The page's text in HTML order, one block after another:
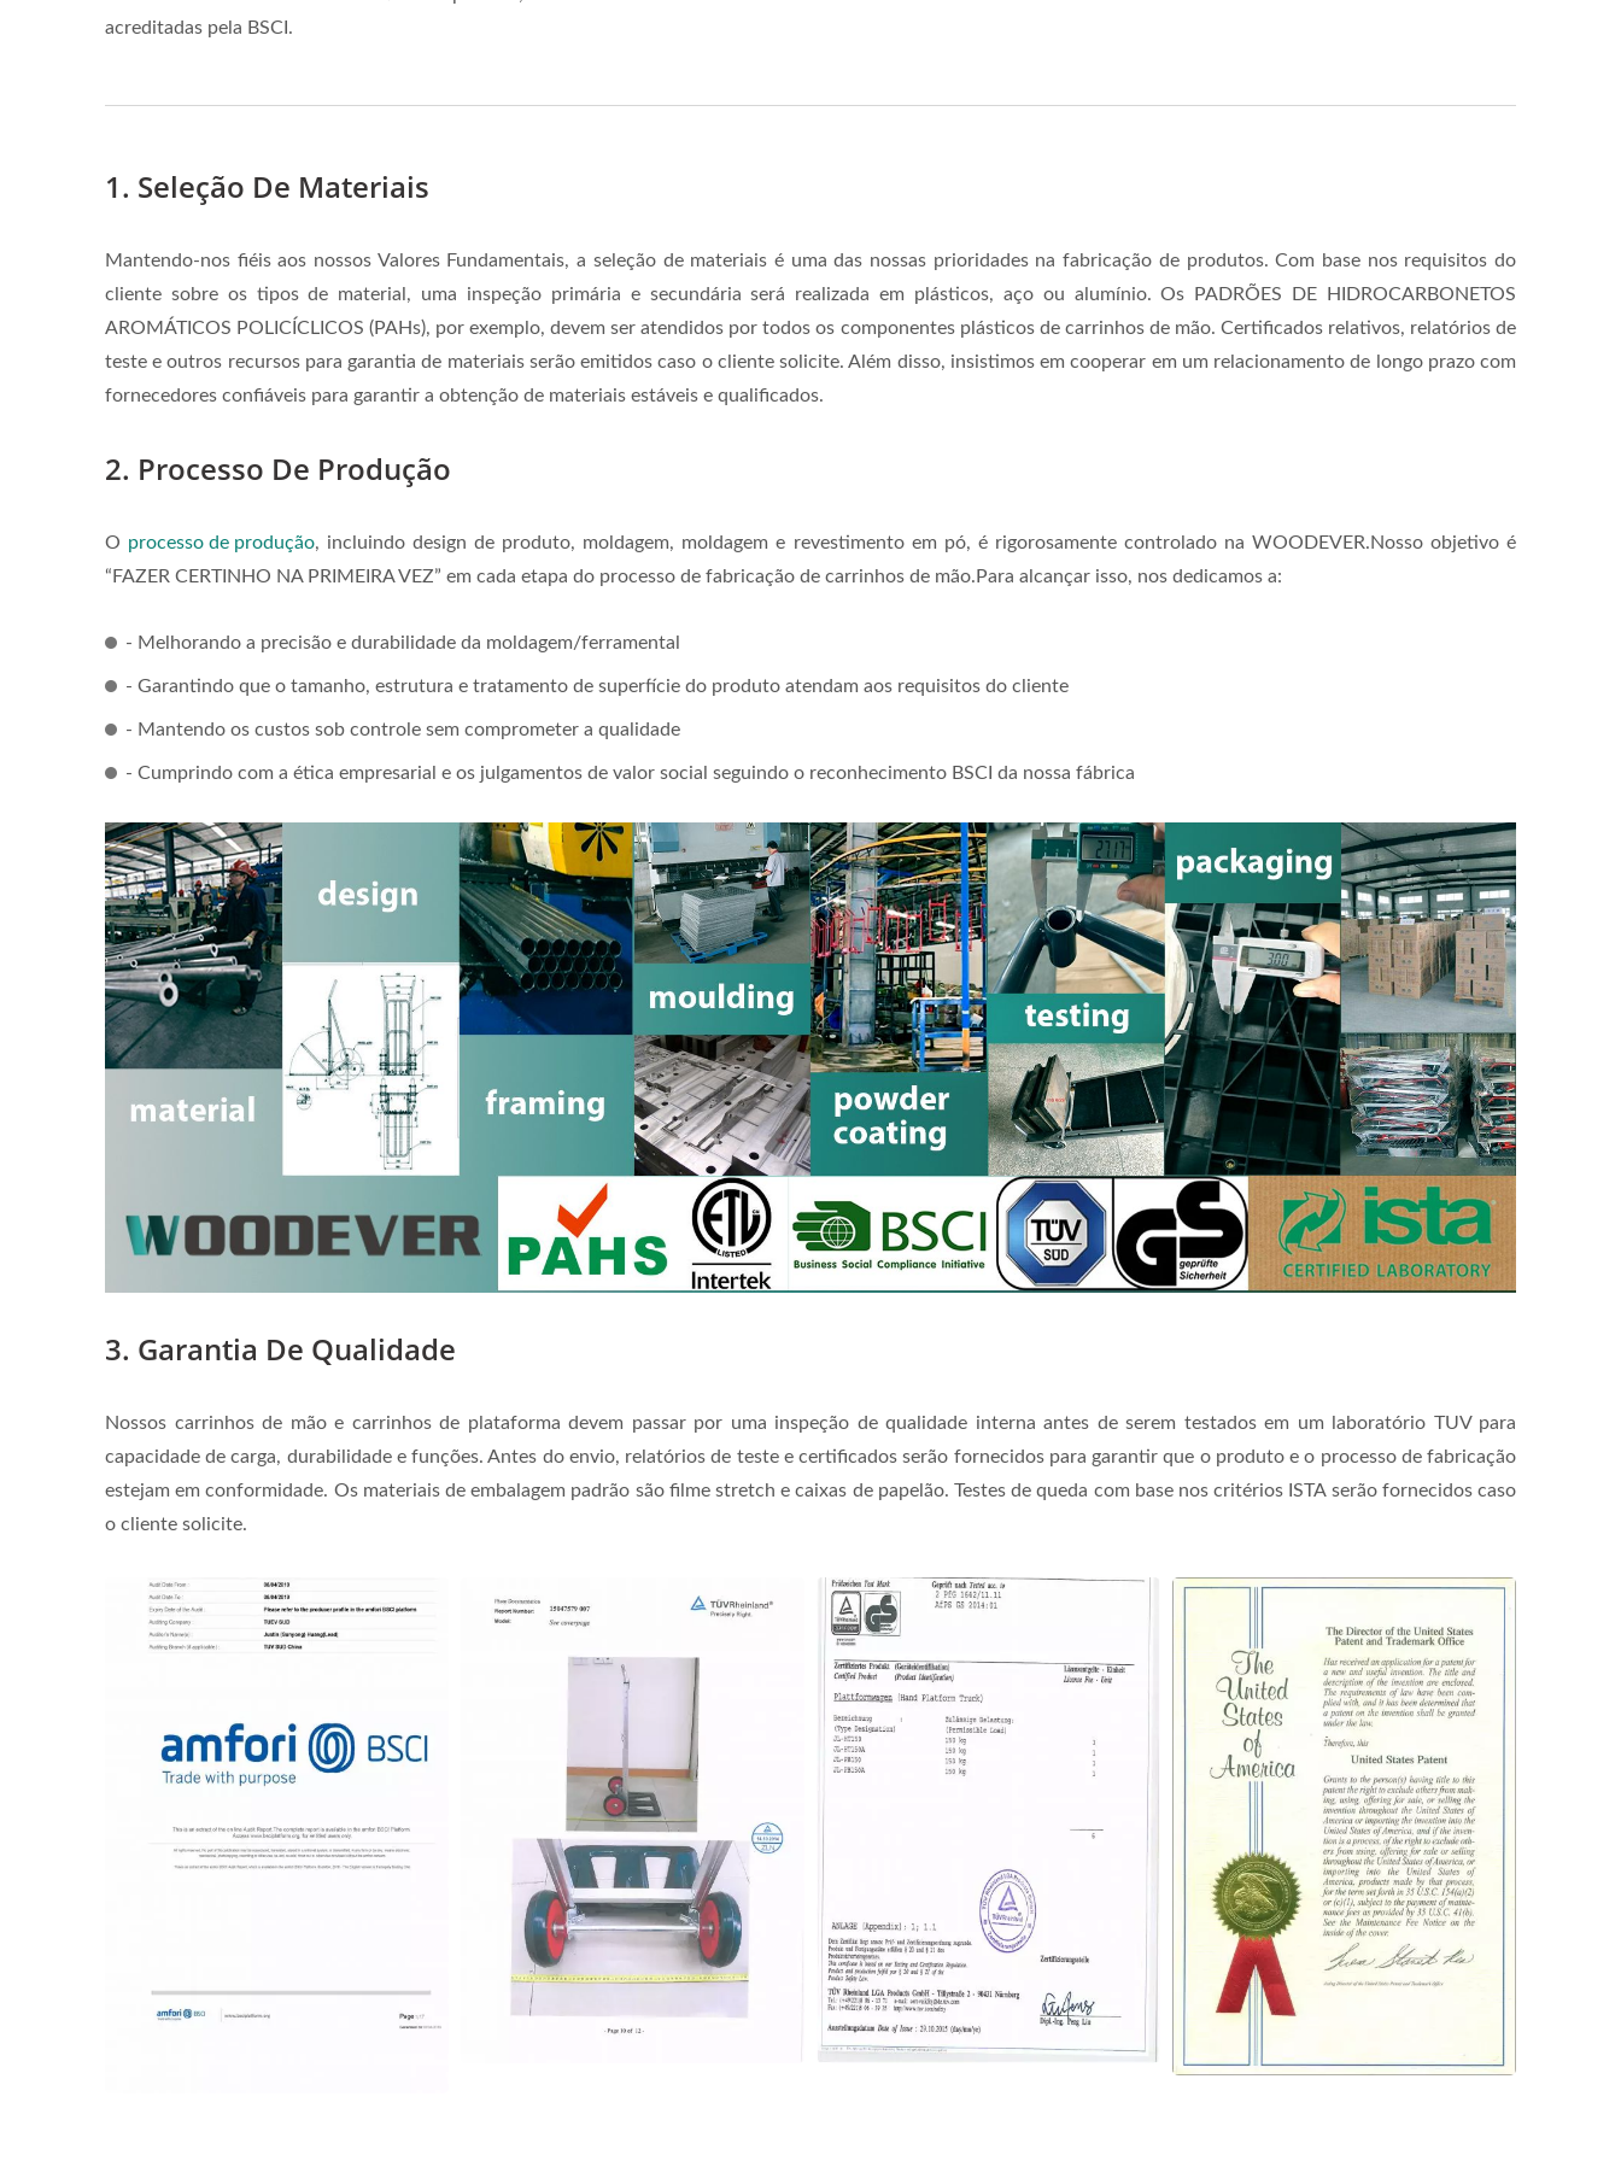
acreditadas pela BSCI.
1. Seleção De Materiais
Mantendo-nos fiéis aos nossos Valores Fundamentais, a seleção de materiais é uma das nossas prioridades na fabricação de produtos. Com base nos requisitos do
cliente sobre os tipos de material, uma inspeção primária e secundária será realizada em plásticos, aço ou alumínio. Os PADRÕES DE HIDROCARBONETOS
AROMÁTICOS POLICÍCLICOS (PAHs), por exemplo, devem ser atendidos por todos os componentes plásticos de carrinhos de mão. Certificados relativos, relatórios de
teste e outros recursos para garantia de materiais serão emitidos caso o cliente solicite. Além disso, insistimos em cooperar em um relacionamento de longo prazo com
fornecedores confiáveis para garantir a obtenção de materiais estáveis e qualificados.
2. Processo De Produção
O processo de produção, incluindo design de produto, moldagem, moldagem e revestimento em pó, é rigorosamente controlado na WOODEVER.Nosso objetivo é
“FAZER CERTINHO NA PRIMEIRA VEZ” em cada etapa do processo de fabricação de carrinhos de mão.Para alcançar isso, nos dedicamos a:
- Melhorando a precisão e durabilidade da moldagem/ferramental
- Garantindo que o tamanho, estrutura e tratamento de superfície do produto atendam aos requisitos do cliente
- Mantendo os custos sob controle sem comprometer a qualidade
- Cumprindo com a ética empresarial e os julgamentos de valor social seguindo o reconhecimento BSCI da nossa fábrica
3. Garantia De Qualidade
Nossos carrinhos de mão e carrinhos de plataforma devem passar por uma inspeção de qualidade interna antes de serem testados em um laboratório TUV para
capacidade de carga, durabilidade e funções. Antes do envio, relatórios de teste e certificados serão fornecidos para garantir que o produto e o processo de fabricação
estejam em conformidade. Os materiais de embalagem padrão são filme stretch e caixas de papelão. Testes de queda com base nos critérios ISTA serão fornecidos caso
o cliente solicite.